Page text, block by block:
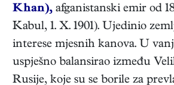
Khan), afganistanski emir od
Kabul, 1. X. 1901). Ujedinio
interese mjesnih kanova. U
uspješno balansirao između
Rusije, koje su se borile za